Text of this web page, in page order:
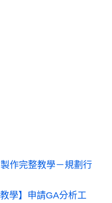
作完整教學－規劃行
學】申請GA分析工